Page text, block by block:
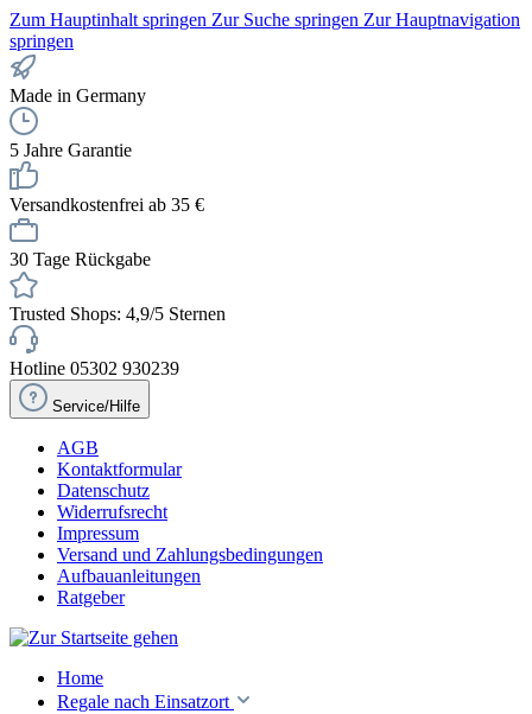
Zum Hauptinhalt springen Zur Suche springen Zur Hauptnavigation
springen
Made in Germany
5 Jahre Garantie
Versandkostenfrei ab 35 €
30 Tage Rückgabe
Trusted Shops: 4,9/5 Sternen
Hotline 05302 930239
Service/Hilfe
AGB
Kontaktformular
Datenschutz
Widerrufsrecht
Impressum
Versand und Zahlungsbedingungen
Aufbauanleitungen
Ratgeber
Home
Regale nach Einsatzort